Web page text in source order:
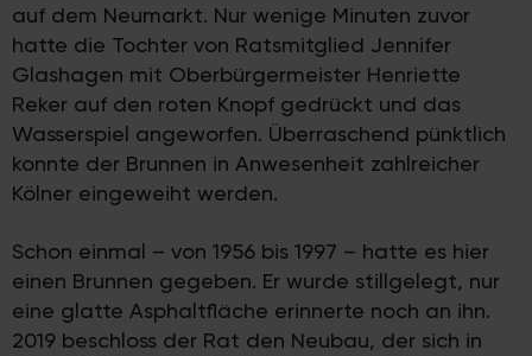
auf dem Neumarkt. Nur wenige Minuten zuvor
hatte die Tochter von Ratsmitglied Jennifer
Glashagen mit Oberbürgermeister Henriette
Reker auf den roten Knopf gedrückt und das
Wasserspiel angeworfen. Überraschend pünktlich
konnte der Brunnen in Anwesenheit zahlreicher
Kölner eingeweiht werden.
Schon einmal – von 1956 bis 1997 – hatte es hier
einen Brunnen gegeben. Er wurde stillgelegt, nur
eine glatte Asphaltfläche erinnerte noch an ihn.
2019 beschloss der Rat den Neubau, der sich in